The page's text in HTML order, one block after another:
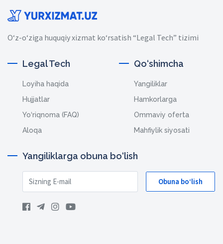
O‘z-o‘ziga huquqiy xizmat ko‘rsatish “Legal Tech” tizimi
Legal Tech
Loyiha haqida
Hujjatlar
Yo‘riqnoma (FAQ)
Aloqa
Qo‘shimcha
Yangiliklar
Hamkorlarga
Ommaviy oferta
Mahfiylik siyosati
Yangiliklarga obuna bo‘lish
Obuna bo‘lish